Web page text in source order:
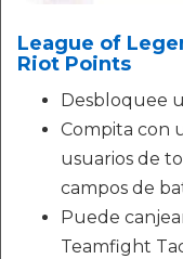
League of
Riot Points
Desbloquee
Compita con
usuarios de
campos de
Puede
Teamfight